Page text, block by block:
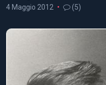
4 Maggio 2012
(5)